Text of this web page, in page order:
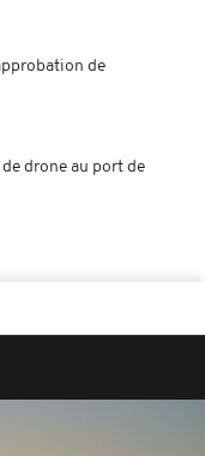
de
drone au port de